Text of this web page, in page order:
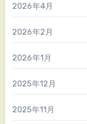
2026年4月
2026年2月
2026年1月
2025年12月
2025年11月